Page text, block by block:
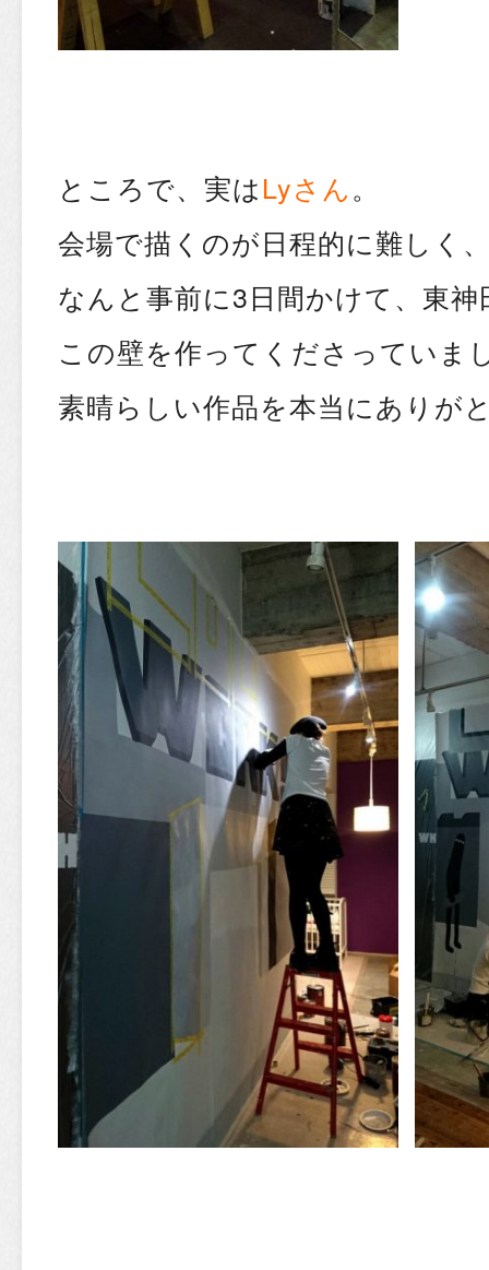
ところで、実はLyさん。
会場で描くのが日程的に難しく
なんと事前に3日間かけて、東神
この壁を作ってくださっていま
素晴らしい作品を本当にありが